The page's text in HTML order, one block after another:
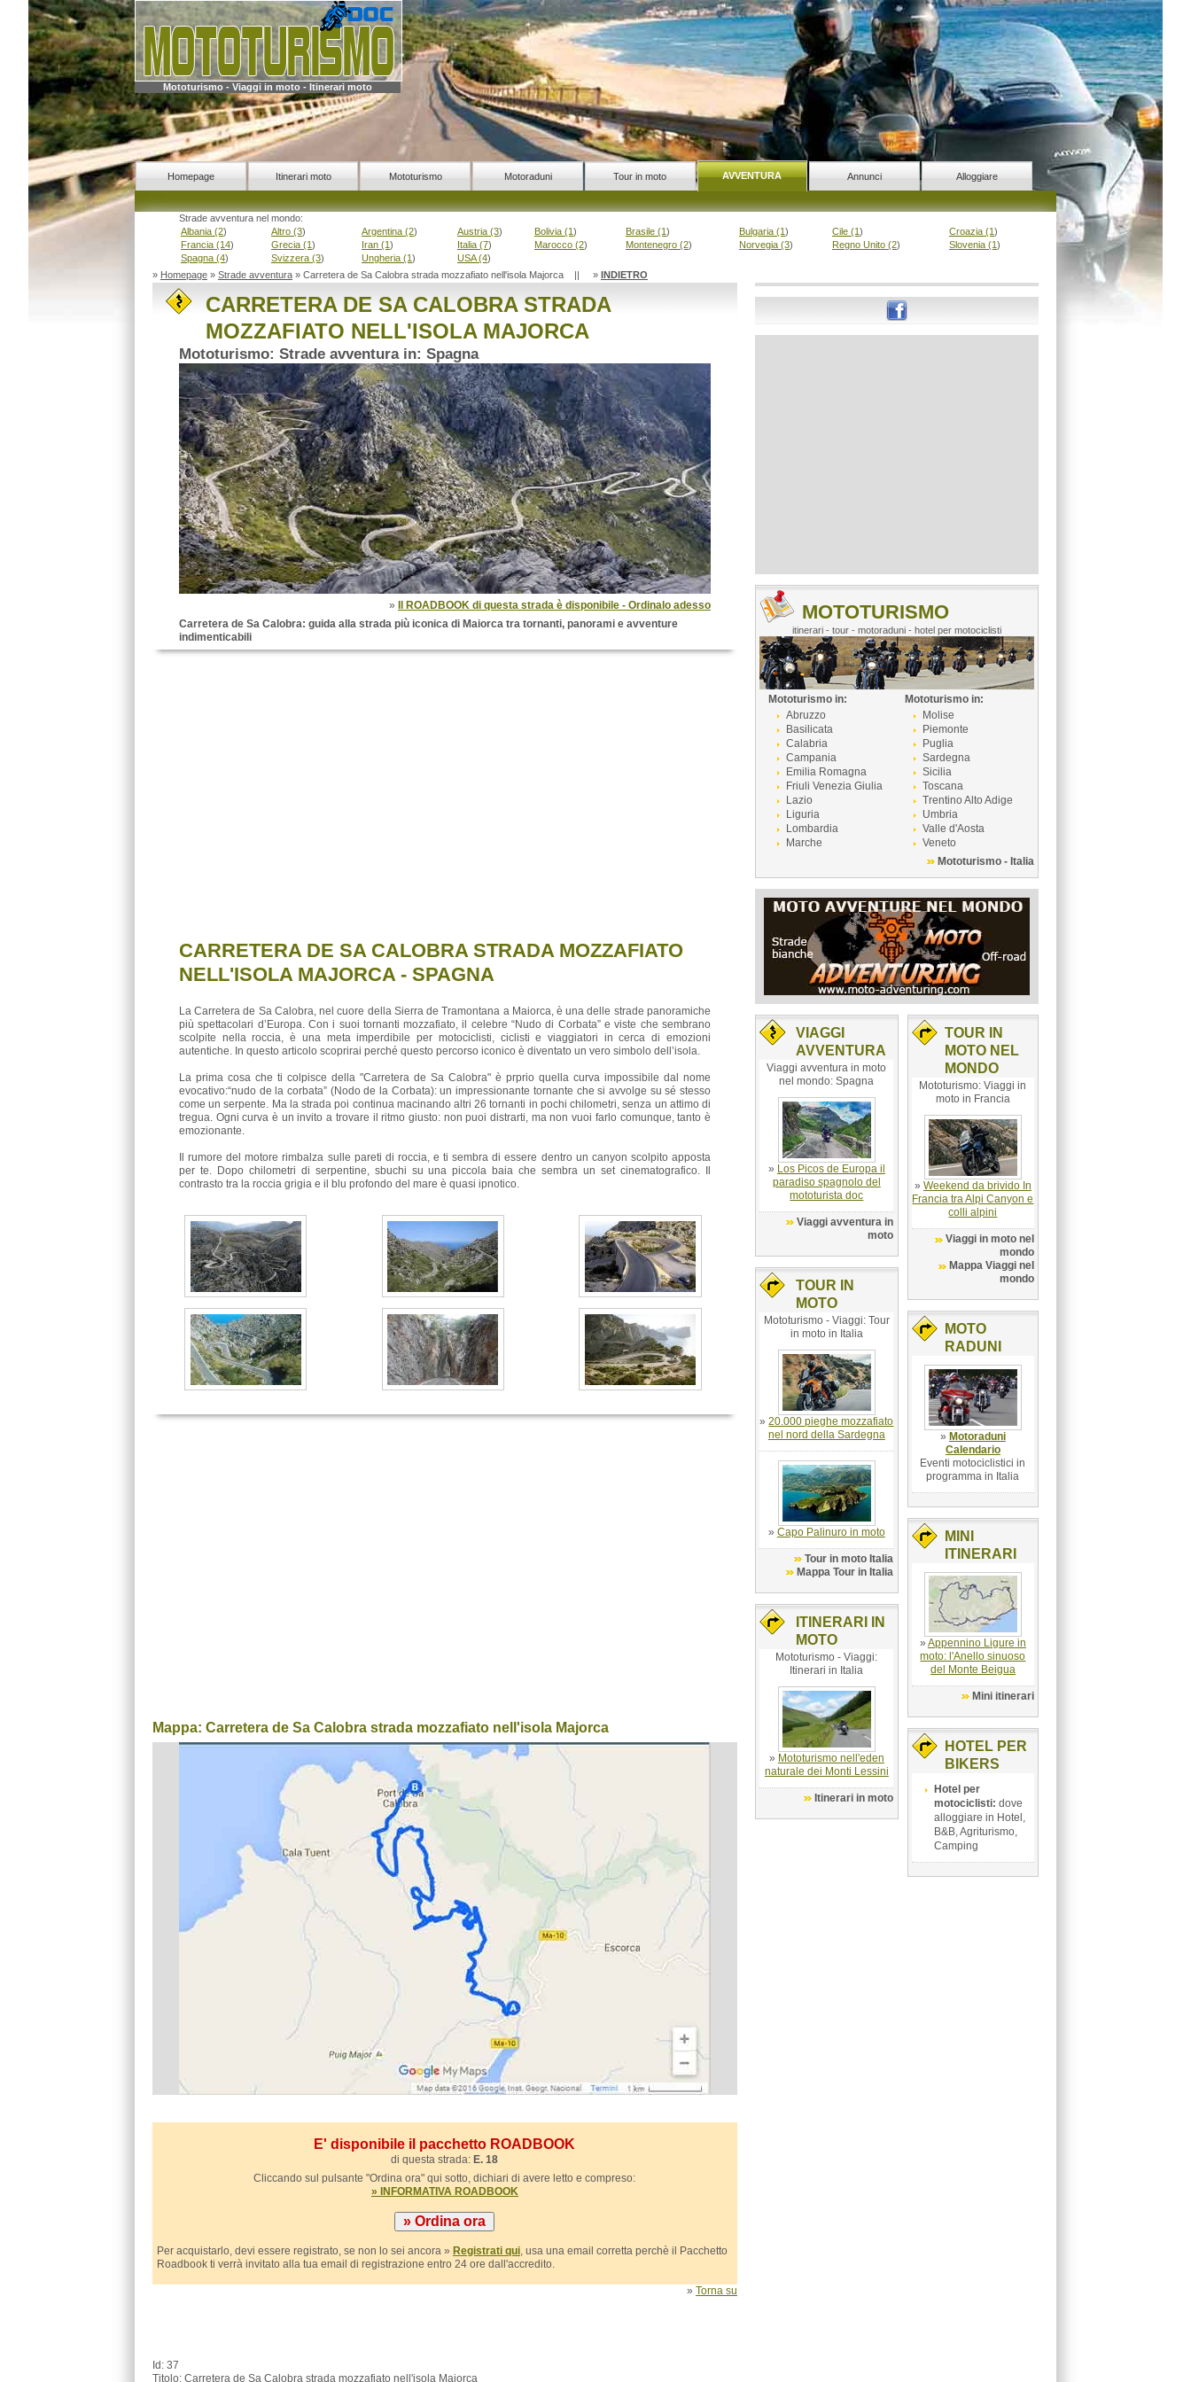
Mototurismo - Viaggi in moto - Itinerari moto
Homepage Itinerari moto Mototurismo Motoraduni Tour in moto AVVENTURA Annunci Alloggiare
Strade avventura nel mondo:
Albania (2) Altro (3) Argentina (2) Austria (3) Bolivia (1) Brasile (1) Bulgaria (1) Cile (1) Croazia (1)
Francia (14) Grecia (1) Iran (1) Italia (7) Marocco (2) Montenegro (2) Norvegia (3) Regno Unito (2) Slovenia (1)
Spagna (4) Svizzera (3) Ungheria (1) USA (4)
» Homepage» Strade avventura» Carretera de Sa Calobra strada mozzafiato nell'isola Majorca || » INDIETRO
CARRETERA DE SA CALOBRA STRADA
MOZZAFIATO NELL'ISOLA MAJORCA
Mototurismo: Strade avventura in: Spagna
»
Il ROADBOOK di questa strada è disponibile - Ordinalo adesso
Carretera de Sa Calobra: guida alla strada più iconica di Maiorca tra tornanti, panorami e avventure
indimenticabili
CARRETERA DE SA CALOBRA STRADA MOZZAFIATO
NELL'ISOLA MAJORCA - SPAGNA
La Carretera de Sa Calobra, nel cuore della Sierra de Tramontana a Maiorca, è una delle strade panoramiche
più spettacolari d’Europa. Con i suoi tornanti mozzafiato, il celebre “Nudo di Corbata” e viste che sembrano
scolpite nella roccia, è una meta imperdibile per motociclisti, ciclisti e viaggiatori in cerca di emozioni
autentiche. In questo articolo scoprirai perché questo percorso iconico è diventato un vero simbolo dell’isola.
La prima cosa che ti colpisce della "Carretera de Sa Calobra" è prprio quella curva impossibile dal nome
evocativo:“nudo de la corbata” (Nodo de la Corbata): un impressionante tornante che si avvolge su sé stesso
come un serpente. Ma la strada poi continua macinando altri 26 tornanti in pochi chilometri, senza un attimo di
tregua. Ogni curva è un invito a trovare il ritmo giusto: non puoi distrarti, ma non vuoi farlo comunque, tanto è
emozionante.
Il rumore del motore rimbalza sulle pareti di roccia, e ti sembra di essere dentro un canyon scolpito apposta
per te. Dopo chilometri di serpentine, sbuchi su una piccola baia che sembra un set cinematografico. Il
contrasto tra la roccia grigia e il blu profondo del mare è quasi ipnotico.
Mappa: Carretera de Sa Calobra strada mozzafiato nell'isola Majorca
E' disponibile il pacchetto ROADBOOK
di questa strada: E. 18
Cliccando sul pulsante "Ordina ora" qui sotto, dichiari di avere letto e compreso:
» INFORMATIVA ROADBOOK
Per acquistarlo, devi essere registrato, se non lo sei ancora » Registrati qui, usa una email corretta perchè il Pacchetto
Roadbook ti verrà invitato alla tua email di registrazione entro 24 ore dall'accredito.
» Torna su
Id: 37
Titolo: Carretera de Sa Calobra strada mozzafiato nell'isola Majorca
MOTOTURISMO
itinerari - tour - motoraduni - hotel per motociclisti
Mototurismo in:
Abruzzo
Basilicata
Calabria
Campania
Emilia Romagna
Friuli Venezia Giulia
Lazio
Liguria
Lombardia
Marche
Mototurismo in:
Molise
Piemonte
Puglia
Sardegna
Sicilia
Toscana
Trentino Alto Adige
Umbria
Valle d'Aosta
Veneto
Mototurismo - Italia
VIAGGI
AVVENTURA
Viaggi avventura in moto
nel mondo: Spagna
» Los Picos de Europa il
paradiso spagnolo del
mototurista doc
Viaggi avventura in
moto
TOUR IN
MOTO
Mototurismo - Viaggi: Tour
in moto in Italia
»20.000 pieghe mozzafiato
nel nord della Sardegna
» Capo Palinuro in moto
Tour in moto Italia
Mappa Tour in Italia
ITINERARI IN
MOTO
Mototurismo - Viaggi:
Itinerari in Italia
» Mototurismo nell'eden
naturale dei Monti Lessini
Itinerari in moto
TOUR IN
MOTO NEL
MONDO
Mototurismo: Viaggi in
moto in Francia
» Weekend da brivido In
Francia tra Alpi Canyon e
colli alpini
Viaggi in moto nel
mondo
Mappa Viaggi nel
mondo
MOTO
RADUNI
» Motoraduni
Calendario
Eventi motociclistici in
programma in Italia
MINI
ITINERARI
» Appennino Ligure in
moto: l'Anello sinuoso
del Monte Beigua
Mini itinerari
HOTEL PER
BIKERS
Hotel per
motociclisti: dove
alloggiare in Hotel,
B&B, Agriturismo,
Camping